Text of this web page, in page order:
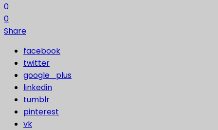
0
0
Share
facebook
twitter
google_plus
linkedin
tumblr
pinterest
vk